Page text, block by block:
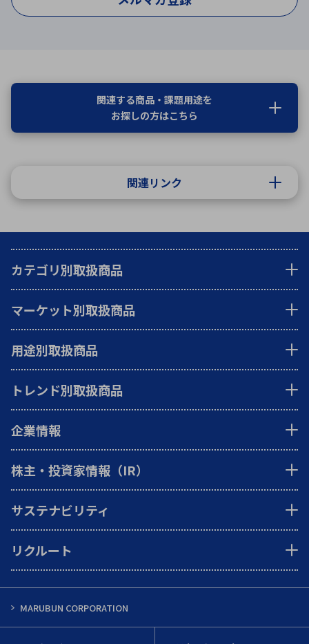
関連する商品・課題用途を
お探しの方はこちら
関連リンク
カテゴリ別取扱商品
マーケット別取扱商品
用途別取扱商品
トレンド別取扱商品
企業情報
株主・投資家情報（IR）
サステナビリティ
リクルート
MARUBUN CORPORATION